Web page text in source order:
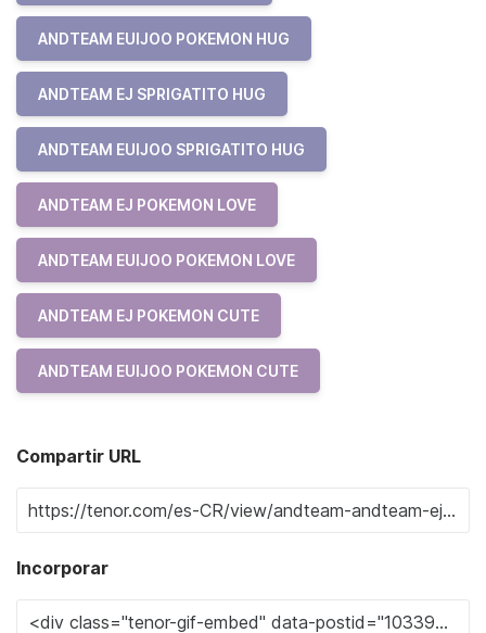
ANDTEAM EUIJOO POKEMON HUG
ANDTEAM EJ SPRIGATITO HUG
ANDTEAM EUIJOO SPRIGATITO HUG
ANDTEAM EJ POKEMON LOVE
ANDTEAM EUIJOO POKEMON LOVE
ANDTEAM EJ POKEMON CUTE
ANDTEAM EUIJOO POKEMON CUTE
Compartir URL
Incorporar